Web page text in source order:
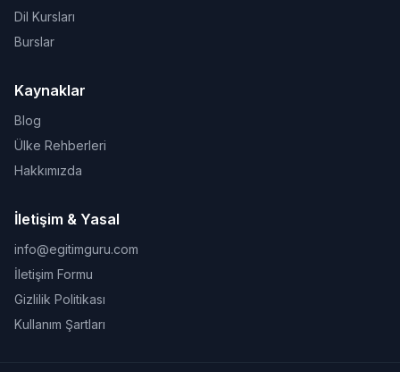
Dil Kursları
Burslar
Kaynaklar
Blog
Ülke Rehberleri
Hakkımızda
İletişim & Yasal
info@egitimguru.com
İletişim Formu
Gizlilik Politikası
Kullanım Şartları